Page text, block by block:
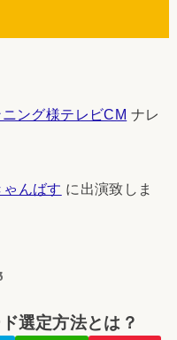
ング様テレビCM ナレ
んばす に出演致しま
選定方法とは？